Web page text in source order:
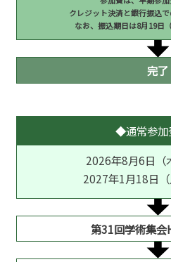
クレジット決済と銀行振込で
なお、振込期日は8月19日
完了
◆通常参
2026年8月6日（
2027年1月18日
第31回学術集会